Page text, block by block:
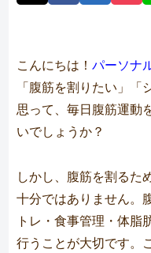
こんにちは！パーソナ
「腹筋を割りたい」
思って、毎日腹筋運動
いでしょうか？
しかし、腹筋を割るた
十分ではありません。
トレ・食事管理・体脂
行うことが大切です。